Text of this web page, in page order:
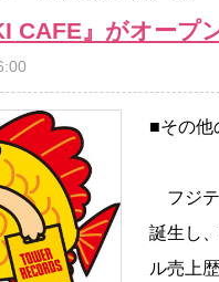
CAFE』がオープ
■その他
フジテ
誕生し
ル売上